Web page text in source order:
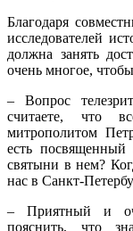
Благодаря
исследователей
должна занять
очень многое,
– Вопрос
считаете, что
митрополитом
есть
святыни в нем?
нас в Санкт-
– Приятный и
пояснить, что